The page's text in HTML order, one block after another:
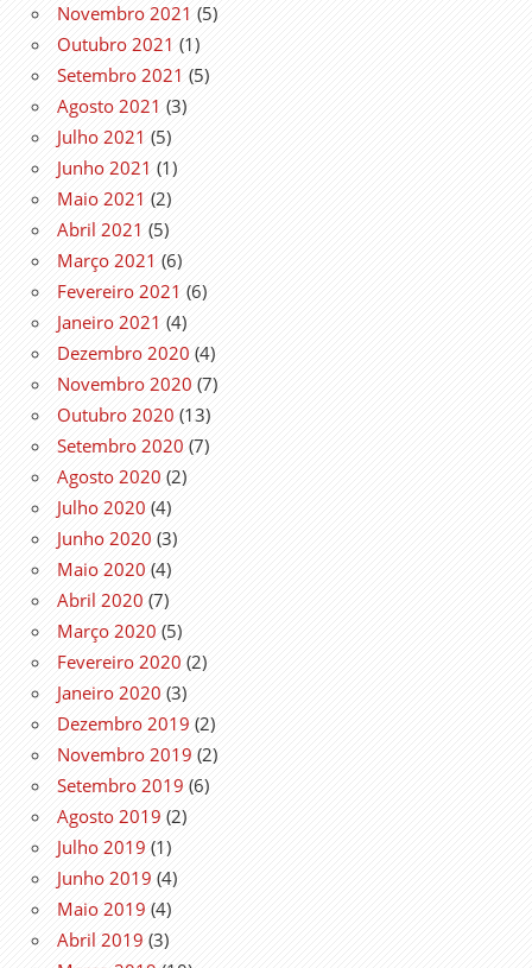
Novembro 2021 (5)
Outubro 2021 (1)
Setembro 2021 (5)
Agosto 2021 (3)
Julho 2021 (5)
Junho 2021 (1)
Maio 2021 (2)
Abril 2021 (5)
Março 2021 (6)
Fevereiro 2021 (6)
Janeiro 2021 (4)
Dezembro 2020 (4)
Novembro 2020 (7)
Outubro 2020 (13)
Setembro 2020 (7)
Agosto 2020 (2)
Julho 2020 (4)
Junho 2020 (3)
Maio 2020 (4)
Abril 2020 (7)
Março 2020 (5)
Fevereiro 2020 (2)
Janeiro 2020 (3)
Dezembro 2019 (2)
Novembro 2019 (2)
Setembro 2019 (6)
Agosto 2019 (2)
Julho 2019 (1)
Junho 2019 (4)
Maio 2019 (4)
Abril 2019 (3)